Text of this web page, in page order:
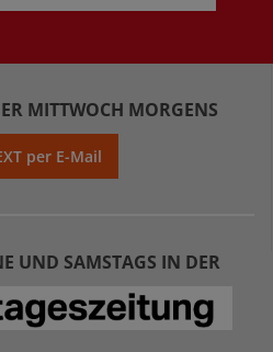
MITTWOCH MORGENS
per E-Mail
UND SAMSTAGS IN DER